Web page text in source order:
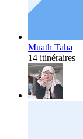
Muath Taha
14 itinéraires